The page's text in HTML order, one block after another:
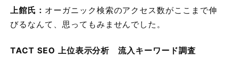
上館氏： オーガニック検索のアクセス数がここまで伸
びるなんて、思ってもみませんでした。
TACT SEO 上位表示分析 流入キーワード調査